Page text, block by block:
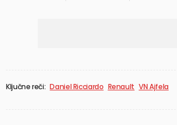
Ključne reči: Daniel Ricciardo Renault VN Ajfela